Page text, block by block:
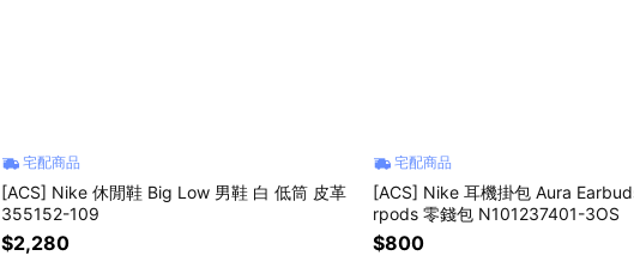
宅配商品
[ACS] Nike 休閒鞋 Big Low 男鞋 白 低筒 皮革
355152-109
$2,280
宅配商品
[ACS] Nike 耳機掛包 Aura
rpods 零錢包 N101237401-3OS
$800